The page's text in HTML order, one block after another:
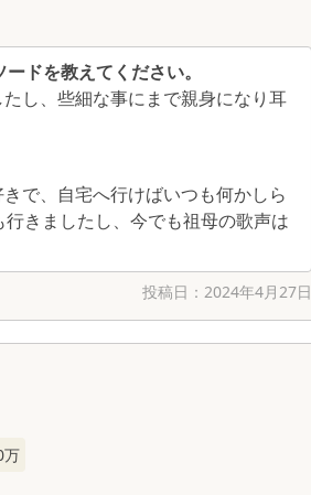
ドを教えてください。
し、些細な事にまで親身になり耳
で、自宅へ行けばいつも何かしら
きましたし、今でも祖母の歌声は
投稿日： 2024年4月27日
万